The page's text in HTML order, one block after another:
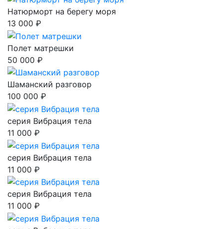
Натюрморт на берегу моря
13 000 ₽
Полет матрешки
50 000 ₽
Шаманский разговор
100 000 ₽
серия Вибрация тела
11 000 ₽
серия Вибрация тела
11 000 ₽
серия Вибрация тела
11 000 ₽